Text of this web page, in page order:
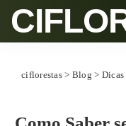
ciflorestas> Blog > Dicas